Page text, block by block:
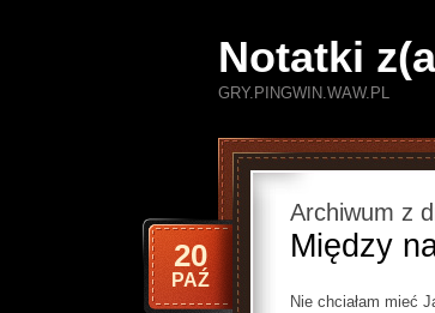
Notatki
GRY.PINGWIN.WAW.PL
Archiwum z
Między
20
PAŹ
Nie chciałam mieć